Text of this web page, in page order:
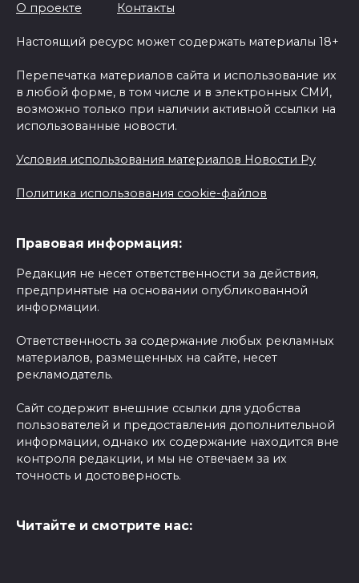
О проекте Контакты
Настоящий ресурс может содержать материалы 18+
Перепечатка материалов сайта и использование их
в любой форме, в том числе и в электронных СМИ,
возможно только при наличии активной ссылки на
использованные новости.
Условия использования материалов Новости Ру
Политика использования cookie-файлов
Правовая информация:
Редакция не несет ответственности за действия,
предпринятые на основании опубликованной
информации.
Ответственность за содержание любых рекламных
материалов, размещенных на сайте, несет
рекламодатель.
Сайт содержит внешние ссылки для удобства
пользователей и предоставления дополнительной
информации, однако их содержание находится вне
контроля редакции, и мы не отвечаем за их
точность и достоверность.
Читайте и смотрите нас: